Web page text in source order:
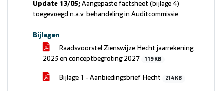
Update 13/05; Aangepaste factsheet (bijlage 4)
toegevoegd n.a.v. behandeling in Auditcommissie.
Bijlagen
Raadsvoorstel Zienswijze Hecht jaarrekening
2025 en conceptbegroting 2027
119 KB
Bijlage 1 - Aanbiedingsbrief Hecht 214 KB